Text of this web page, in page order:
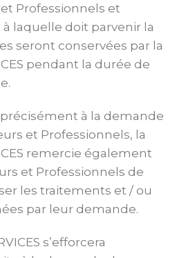
Professionnels et
à laquelle doit parvenir la
seront conservées par la
pendant la durée de
à la demande
et Professionnels, la
remercie également
et Professionnels de
les traitements et / ou
par leur demande.
s’efforcera